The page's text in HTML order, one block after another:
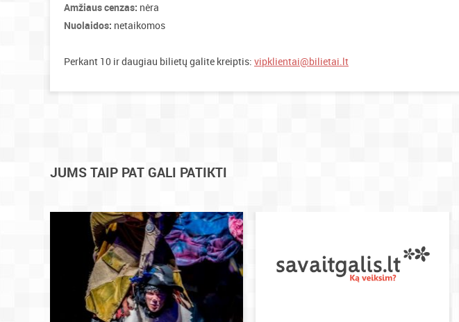
Amžiaus cenzas: nėra
Nuolaidos: netaikomos
Perkant 10 ir daugiau bilietų galite kreiptis: vipklientai@bilietai.lt
JUMS TAIP PAT GALI PATIKTI